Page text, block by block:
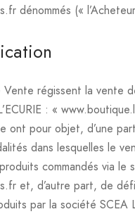
dénommés («
régissent la vente
: «
ont pour objet, d’une
dans lesquelles le
commandés via le
et, d’autre part, de
par la société SCEA